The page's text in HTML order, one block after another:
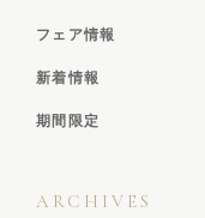
フェア情報
新着情報
期間限定
ARCHIVES